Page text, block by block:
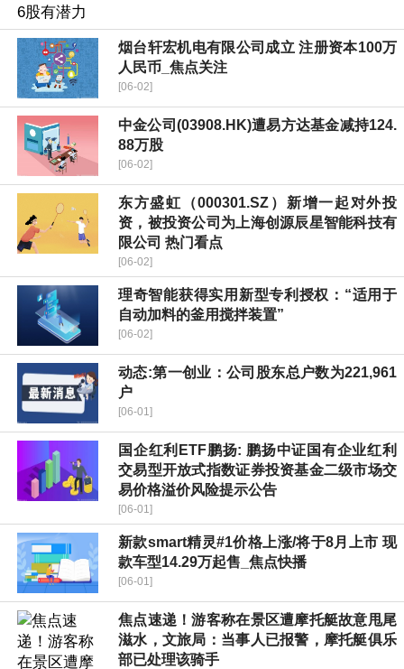
烟台轩宏机电有限公司成立 注册资本100万
人民币_焦点关注
[06-02]
中金公司(03908.HK)遭易方达基金减持124.
88万股
[06-02]
东方盛虹（000301.SZ）新增一起对外投
资，被投资公司为上海创源辰星智能科技有
限公司 热门看点
[06-02]
理奇智能获得实用新型专利授权：“适用于
自动加料的釜用搅拌装置”
[06-02]
动态:第一创业：公司股东总户数为221,961
户
[06-01]
国企红利ETF鹏扬: 鹏扬中证国有企业红利
交易型开放式指数证券投资基金二级市场交
易价格溢价风险提示公告
[06-01]
新款smart精灵#1价格上涨/将于8月上市 现
款车型14.29万起售_焦点快播
[06-01]
焦点速递！游客称在景区遭摩托艇故意甩尾
滋水，文旅局：当事人已报警，摩托艇俱乐
部已处理该骑手